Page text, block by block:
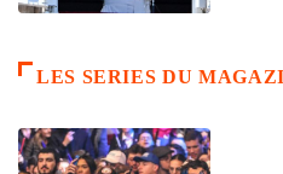
LES SERIES DU